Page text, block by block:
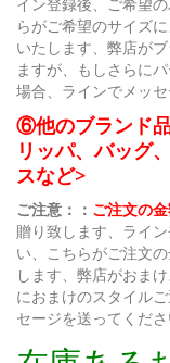
らがご希望のサイズ
いたします、弊店が
ますが、もしさらに
場合、ラインでメッ
⑥他のブランド
リッパ、バッグ
スなど>
ご注意：： ご注文の
贈り致します、ライ
い、こちらがご注文
します、弊店がおま
におまけのスタイル
セージを送ってくだ